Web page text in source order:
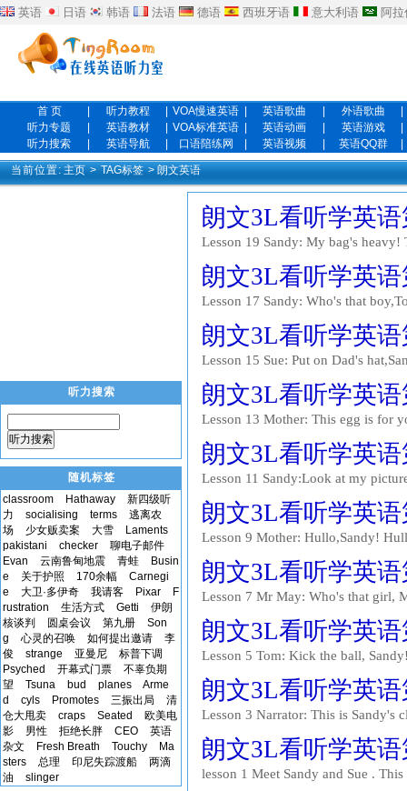
英语 日语 韩语 法语 德语 西班牙语 意大利语 阿
首 页 听力教程 VOA慢速英语 英语歌曲 外语歌曲
听力专题
英语教材 VOA标准英语 英语动画 英语游戏
听力搜索
英语导航 口语陪练网 英语视频 英语QQ群
当前位置: 主页 > TAG标签 > 朗文英语
朗文3L看听学英语
Lesson 19 Sandy: My bag's heavy!
two apples, three oranges and a
朗文3L看听学英语
Lesson 17 Sandy: Who's that
Open your desk and give me that
朗文3L看听学英语
Lesson 15 Sue: Put on Dad's
at me! I'm an actor. Sue:Look at
朗文3L看听学英语
Lesson 13 Mother: This egg is for
evening, JIm. Father: Good
朗文3L看听学英语
Lesson 11 Sandy:Look at my
Sandy:It's Mr Crisp. Sandy:He's in
朗文3L看听学英语
Lesson 9 Mother: Hullo,Sandy!
Mother: Look! Mother: Are you
朗文3L看听学英语
Lesson 7 Mr May: Who's that girl,
boy,Mr May? Mr May: The boy
朗文3L看听学英语
Lesson 5 Tom: Kick the ball,
No, it isn't ,sir. Mr Crisp: Is...
朗文3L看听学英语
Lesson 3 Narrator: This is Sandy's
here,please. Sandy: Yes, Miss W...
朗文3L看听学英语
lesson 1 Meet Sandy and Sue .
听力搜索
听力搜索
随机标签
classroom
Hathaway
新四级听
力
socialising terms
逃离农
场
少女贩卖案 大雪
Laments
pakistani
checker
聊电子邮件
Evan
云南鲁甸地震 青蛙
Busin
e
关于护照 170余幅
Carnegi
e
大卫·多伊奇 我请客 Pixar
F
rustration
生活方式 Getti
伊朗
核谈判
圆桌会议 第九册
Son
g
心灵的召唤 如何提出邀请
李
俊
strange 亚曼尼
标普下调
Psyched
开幕式门票
不辜负期
望
Tsuna bud planes
Arme
d
cyls Promotes 三振出局
清
仓大甩卖
craps Seated
欧美电
影
男性 拒绝长胖 CEO
英语
杂文
Fresh Breath Touchy
Ma
sters
总理 印尼失踪渡船
两滴
油
slinger